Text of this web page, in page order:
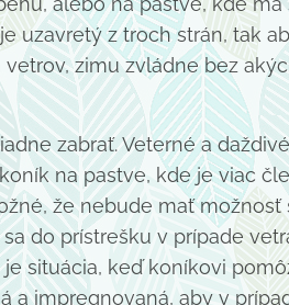
uzavretý z troch strán, tak
zimu zvládne bez
zabrať. Veterné a
na pastve, kde je viac
že nebude mať možnosť
do prístrešku v prípade
situácia, keď koníkovi
a impregnovaná, aby v